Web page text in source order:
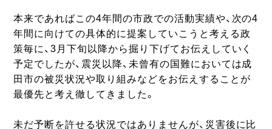
本来であればこの4年間の市政での活動実績や、次の4
年間に向けての具体的に提案していこうと考える政
策毎に、3月下旬以降から掘り下げてお伝えしていく
予定でしたが、震災以降、未曾有の国難においては成
田市の被災状況や取り組みなどをお伝えすることが
最優先と考え徹してきました。
未だ予断を許せる状況ではありませんが、災害後に比